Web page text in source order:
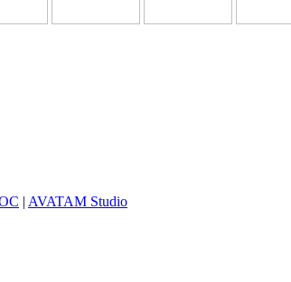
| AVATAM Studio